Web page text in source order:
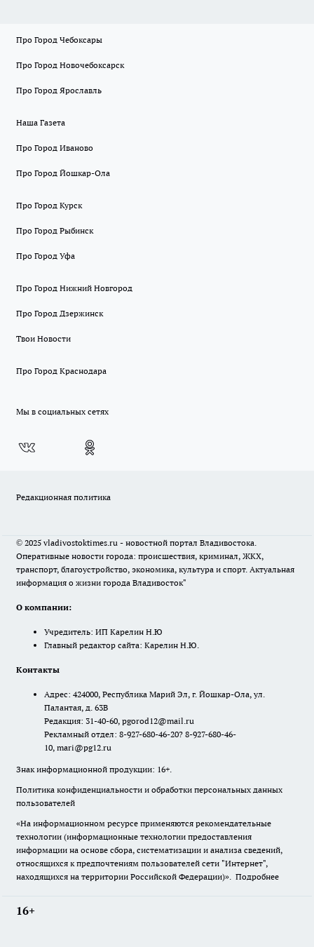
Про Город Чебоксары
Про Город Новочебоксарск
Про Город Ярославль
Наша Газета
Про Город Иваново
Про Город Йошкар-Ола
Про Город Курск
Про Город Рыбинск
Про Город Уфа
Про Город Нижний Новгород
Про Город Дзержинск
Твои Новости
Про Город Краснодара
Мы в социальных сетях
Редакционная политика
© 2025 vladivostoktimes.ru - новостной портал Владивостока.
Оперативные новости города: происшествия, криминал, ЖКХ,
транспорт, благоустройство, экономика, культура и спорт. Актуальная
информация о жизни города Владивосток"
О компании:
Учредитель: ИП Карелин Н.Ю
Главный редактор сайта: Карелин Н.Ю.
Контакты
Адрес: 424000, Республика Марий Эл, г. Йошкар-Ола, ул.
Палантая, д. 63В
Редакция: 31-40-60, pgorod12@mail.ru
Рекламный отдел: 8-927-680-46-20? 8-927-680-46-
10, mari@pg12.ru
Знак информационной продукции: 16+.
Политика конфиденциальности и обработки персональных данных
пользователей
«На информационном ресурсе применяются рекомендательные
технологии (информационные технологии предоставления
информации на основе сбора, систематизации и анализа сведений,
относящихся к предпочтениям пользователей сети "Интернет",
находящихся на территории Российской Федерации)». Подробнее
16+